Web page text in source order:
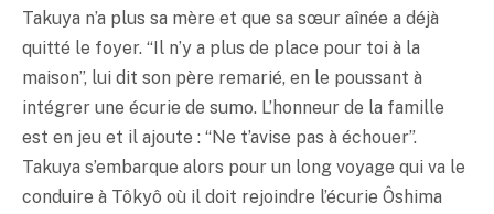
Takuya n’a plus sa mère et que sa sœur aînée a déjà
quitté le foyer. “Il n’y a plus de place pour toi à la
maison”, lui dit son père remarié, en le poussant à
intégrer une écurie de sumo. L’honneur de la famille
est en jeu et il ajoute : “Ne t’avise pas à échouer”.
Takuya s’embarque alors pour un long voyage qui va le
conduire à Tôkyô où il doit rejoindre l’écurie Ôshima